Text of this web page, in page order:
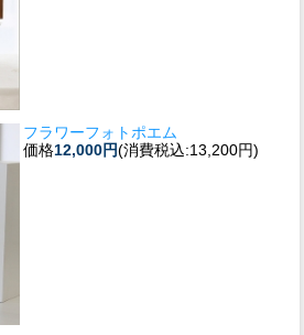
フラワーフォトポエム
価格12,000円(消費税込:13,200円)